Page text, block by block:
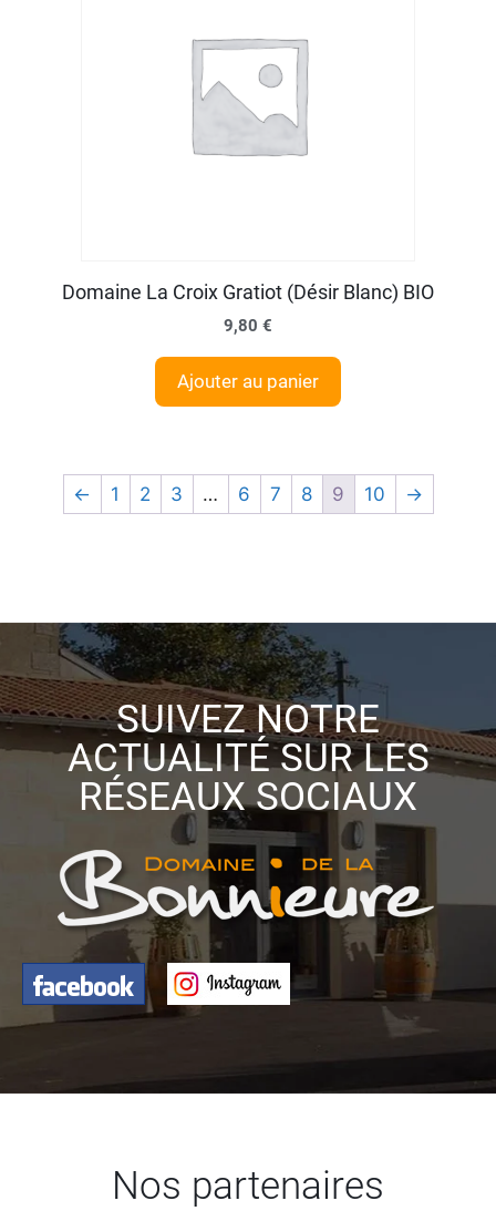
Domaine La Croix Gratiot (Désir Blanc) BIO
9,80 €
Ajouter au panier
← 1 2 3 … 6 7 8 9 10 →
SUIVEZ NOTRE
ACTUALITÉ SUR LES
RÉSEAUX SOCIAUX
Nos partenaires